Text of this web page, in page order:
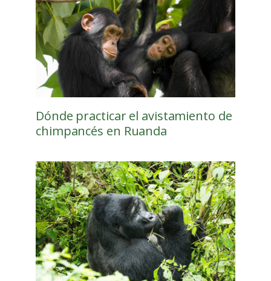
Dónde practicar el avistamiento de
chimpancés en Ruanda